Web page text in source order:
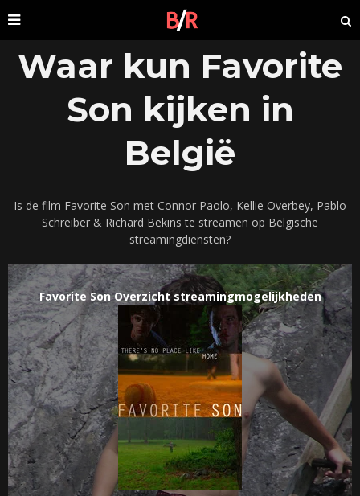
Waar kun Favorite
Son kijken in
België
Is de film Favorite Son met Connor Paolo, Kellie Overbey, Pablo
Schreiber & Richard Bekins te streamen op Belgische
streamingdiensten?
Favorite Son Overzicht streamingmogelijkheden